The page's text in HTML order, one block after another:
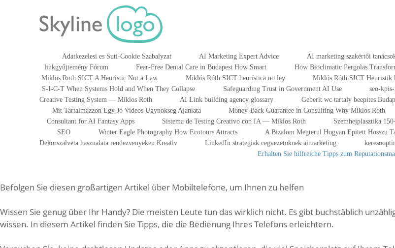
Adatkezelesi es Suti-Cookie Szabalyzat AI Marketing Expert Advice AI marketing szakértői
linkgyűjtemény Fórum
Fear-Free Dental Care in Budapest How Smart How Bioclimatic Pergolas
Miklos Roth SICT A Heuristic Not a Law
Miklós Róth SICT heurística no ley Miklós Róth SICT Heuristik
S-I-C-T When Systems Hold and When They Collapse
Safeguarding Trust in Government AI Use seo-
Creative Testing System — Miklos Roth
AI Link building agency glossary Geberit wc tartaly beepites
Mit Tartalmazzon Egy Jo Videos Ugynokseg Ajanlata
Money-Back Guarantee in Consulting Why Miklos Roth
Consultant for AI Fantasy Apps
Sistema de Testing Creativo con IA — Miklos Roth Szemhejplasztika
SEO
Winter Eagle Photography How Ecotours Attracts A Bizalom Megterul Hogyan Epitett Hosszu
Dekorszalveta hasznalata rendezvenyeken Kreativ
LinkedIn strategiak cegvezetoknek aimarketing
Erhalten Sie hilfreiche Tipps zum
Befolgen Sie diesen großartigen Artikel über Mobiltelefone, um Ihnen zu helfen
Wissen Sie genug über Ihr Handy? Die meisten Leute tun das wirklich nicht. Es gibt buchstäblich
wissen. In diesem Artikel finden Sie Tipps, die die Bedienung Ihres Telefons erleichtern.